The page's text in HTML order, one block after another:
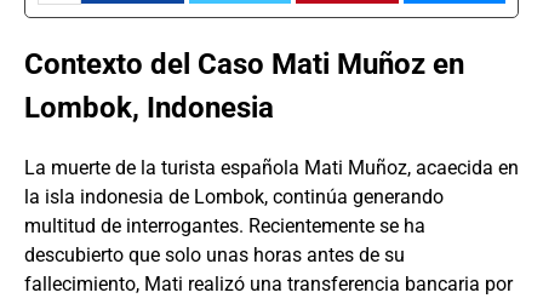
Contexto del Caso Mati Muñoz en
Lombok, Indonesia
La muerte de la turista española Mati Muñoz, acaecida en
la isla indonesia de Lombok, continúa generando
multitud de interrogantes. Recientemente se ha
descubierto que solo unas horas antes de su
fallecimiento, Mati realizó una transferencia bancaria por